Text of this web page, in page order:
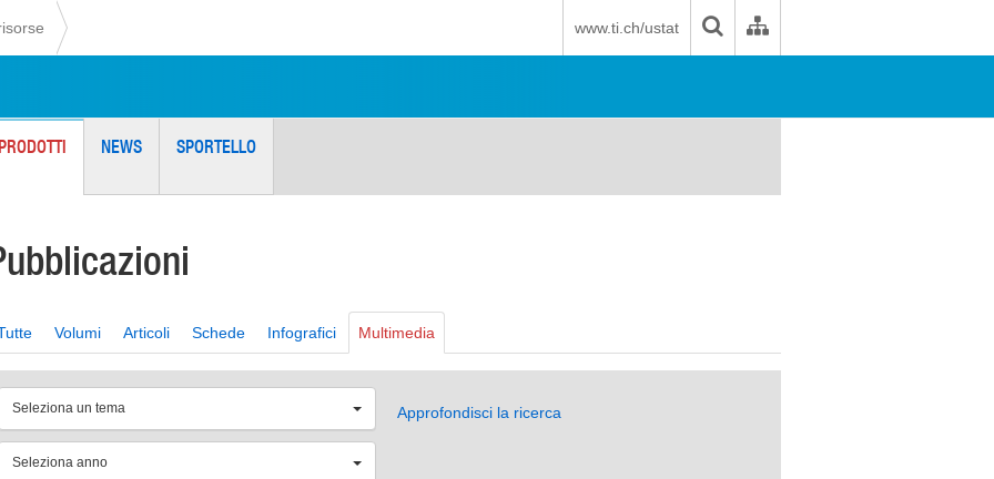
www.ti.ch/ustat
PRODOTTI NEWS SPORTELLO
Volumi Articoli Schede Infografici Multimedia
Seleziona un tema Approfondisci la ricerca
Seleziona anno